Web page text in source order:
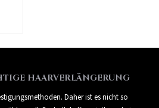
HAARVERLÄNGERUNG
Daher ist es nicht so